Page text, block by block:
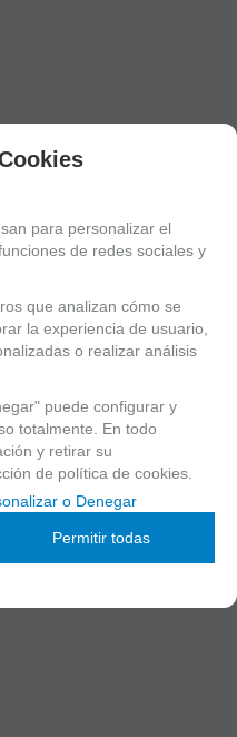
Bam
horas
15%
964,26€
819,62 €
21.00%
incluido
Trekking
TREK3021S
72 horas
15%
406,71€
345,70
incluido
para personalizar el
de redes sociales y
que analizan cómo se
la experiencia de usuario,
o realizar análisis
puede configurar y
totalmente. En todo
y retirar su
de política de cookies.
o Denegar
Permitir todas